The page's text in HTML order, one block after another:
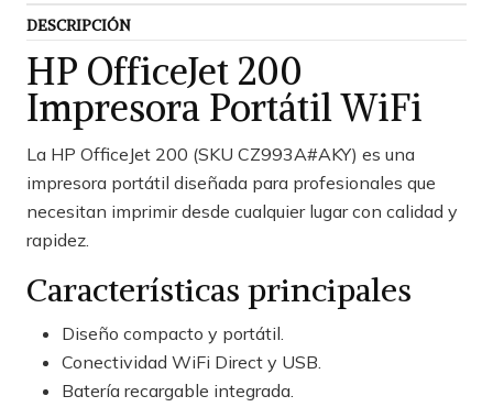
DESCRIPCIÓN
HP OfficeJet 200
Impresora Portátil WiFi
La HP OfficeJet 200 (SKU CZ993A#AKY) es una
impresora portátil diseñada para profesionales que
necesitan imprimir desde cualquier lugar con calidad y
rapidez.
Características principales
Diseño compacto y portátil.
Conectividad WiFi Direct y USB.
Batería recargable integrada.